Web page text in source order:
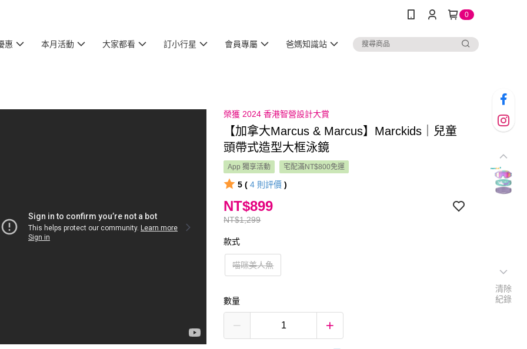
0
惠 本月活動 大家都看 訂小行星 會員專屬 爸媽知識站
榮獲 2024 香港智營設計大賞
【加拿大Marcus & Marcus】Marckids｜兒童
頭帶式造型大框泳鏡
App 獨享活動 宅配滿NT$800免運
5 ( 4 則評價 )
NT$1,299
NT$899
款式
喵咪美人魚
數量
清除
紀錄